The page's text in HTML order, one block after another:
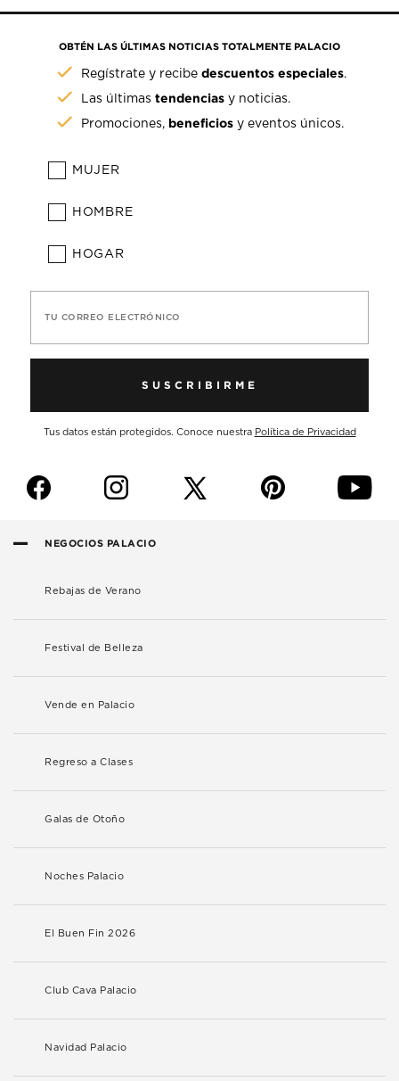
OBTÉN LAS ÚLTIMAS NOTICIAS TOTALMENTE PALACIO
Regístrate y recibedescuentos especiales.
Las últimastendencias y noticias.
Promociones, beneficios y eventos únicos.
MUJER
HOMBRE
HOGAR
TU CORREO ELECTRÓNICO
SUSCRIBIRME
Tus datos están protegidos. Conoce nuestra Política de Privacidad
f i p y
NEGOCIOS PALACIO
Rebajas de Verano
Festival de Belleza
Vende en Palacio
Regreso a Clases
Galas de Otoño
Noches Palacio
El Buen Fin 2026
Club Cava Palacio
Navidad Palacio